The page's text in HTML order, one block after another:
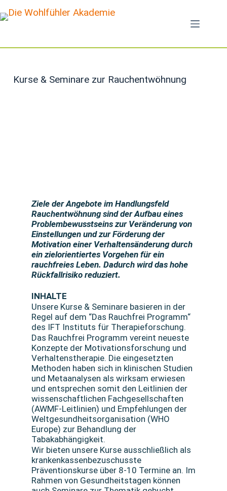
Kurse & Seminare zur Rauchentwöhnung
Ziele der Angebote im Handlungsfeld
Rauchentwöhnung sind der Aufbau eines
Problembewusstseins zur Veränderung von
Einstellungen und zur Förderung der
Motivation einer Verhaltensänderung durch
ein zielorientiertes Vorgehen für ein
rauchfreies Leben. Dadurch wird das hohe
Rückfallrisiko reduziert.
INHALTE
Unsere Kurse & Seminare basieren in der
Regel auf dem “Das Rauchfrei Programm“
des IFT Instituts für Therapieforschung.
Das Rauchfrei Programm vereint neueste
Konzepte der Motivationsforschung und
Verhaltenstherapie. Die eingesetzten
Methoden haben sich in klinischen Studien
und Metaanalysen als wirksam erwiesen
und entsprechen somit den Leitlinien der
wissenschaftlichen Fachgesellschaften
(AWMF-Leitlinien) und Empfehlungen der
Weltgesundheitsorganisation (WHO
Europe) zur Behandlung der
Tabakabhängigkeit.
Wir bieten unsere Kurse ausschließlich als
krankenkassenbezuschusste
Präventionskurse über 8-10 Termine an. Im
Rahmen von Gesundheitstagen können